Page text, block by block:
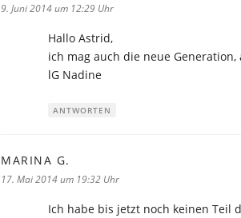
9. Juni 2014 um 12:29 Uhr
Hallo Astrid,
ich mag auch die neue
lG Nadine
ANTWORTEN
MARINA G.
17. Mai 2014 um 19:32 Uhr
Ich habe bis jetzt noch keinen Teil